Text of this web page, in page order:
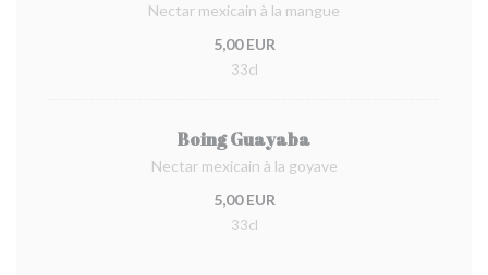
Nectar mexicain à la mangue
5,00 EUR
33cl
Boing Guayaba
Nectar mexicain à la goyave
5,00 EUR
33cl